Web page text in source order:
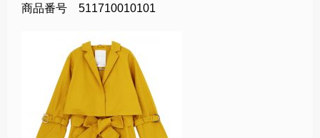
商品番号 511710010101